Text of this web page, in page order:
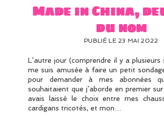
Made in China,
du nom
PUBLIÉ LE 23 MAI 2022
L’autre jour (comprendre il y a
me suis amusée à faire un petit
pour demander à mes abonnées
souhaitaient que j’aborde en premier
avais laissé le choix entre mes
cardigans tricotés, et mon…